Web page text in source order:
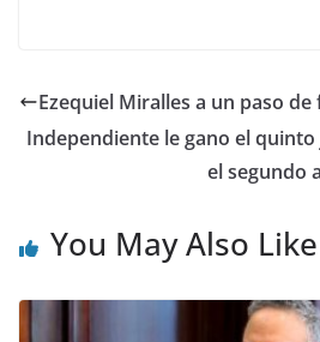
Ezequiel Miralles a un paso
Independiente le gano el
el segundo
You May Also Like